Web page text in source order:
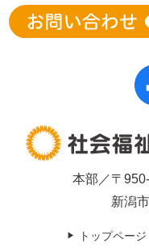
本部／〒
新潟
トップページ